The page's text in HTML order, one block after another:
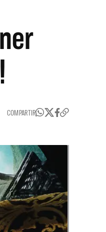
COMPARTIR